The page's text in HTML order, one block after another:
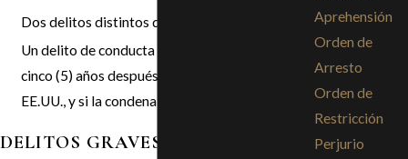
Dos delitos distintos de conducta moral; o
Un delito de conducta moral, si éste se cometió
cinco (5) años después de haber entrado a los
EE.UU., y si la condena fue de un año o más.
DELITOS GRAVES
Aprehensión
Orden de
Arresto
Orden de
Restricción
Perjurio